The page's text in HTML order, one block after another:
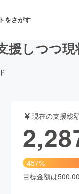
をさがす
フォーマンス
飲食店
画
しつつ現
現在の支援総
457%
目標金額は